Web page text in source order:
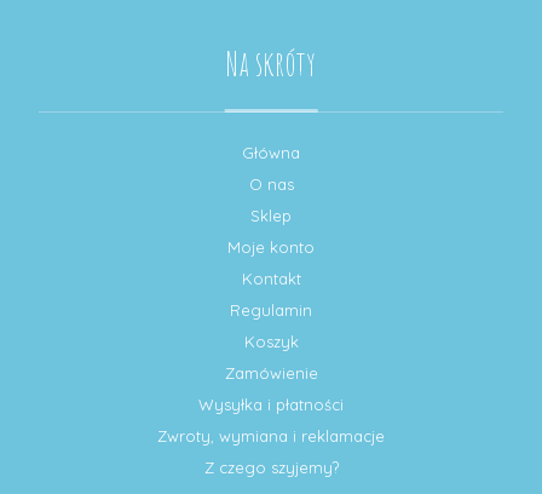
Na skróty
Główna
O nas
Sklep
Moje konto
Kontakt
Regulamin
Koszyk
Zamówienie
Wysyłka i płatności
Zwroty, wymiana i reklamacje
Z czego szyjemy?